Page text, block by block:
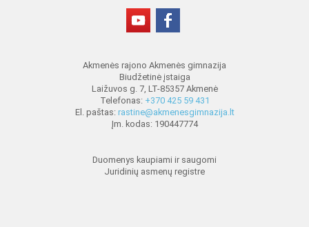
Akmenės rajono Akmenės gimnazija
Biudžetinė įstaiga
Laižuvos g. 7, LT-85357 Akmenė
Telefonas: +370 425 59 431
El. paštas: rastine@akmenesgimnazija.lt
Įm. kodas: 190447774
Duomenys kaupiami ir saugomi
Juridinių asmenų registre